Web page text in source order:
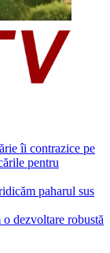
îi contrazice pe
pentru
paharul sus
dezvoltare robustă